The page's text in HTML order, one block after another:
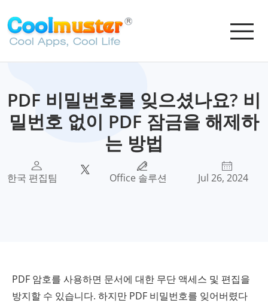
PDF 비밀번호를 잊으셨나요? 비
밀번호 없이 PDF 잠금을 해제하
는 방법
한국 편집팀 Office 솔루션 Jul 26, 2024
PDF 암호를 사용하면 문서에 대한 무단 액세스 및 편집을
방지할 수 있습니다. 하지만 PDF 비밀번호를 잊어버렸다